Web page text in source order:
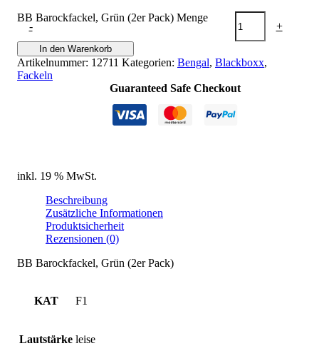
-
BB Barockfackel, Grün (2er Pack) Menge
+
In den Warenkorb
Artikelnummer: 12711 Kategorien: Bengal, Blackboxx,
Fackeln
Guaranteed Safe Checkout
inkl. 19 % MwSt.
Beschreibung
Zusätzliche Informationen
Produktsicherheit
Rezensionen (0)
BB Barockfackel, Grün (2er Pack)
KAT F1
Lautstärke leise